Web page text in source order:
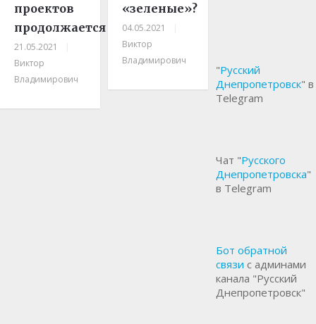
проектов
продолжается
21.05.2021
Виктор
Владимирович
«зеленые»?
04.05.2021
Виктор
Владимирович
"Русский
Днепропетровск" в
Telegram
Чат "Русского
Днепропетровска"
в Telegram
Бот обратной
связи с админами
канала "Русский
Днепропетровск"